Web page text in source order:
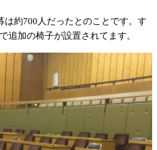
は約700人だったとのことです。す
追加の椅子が設置されてます。